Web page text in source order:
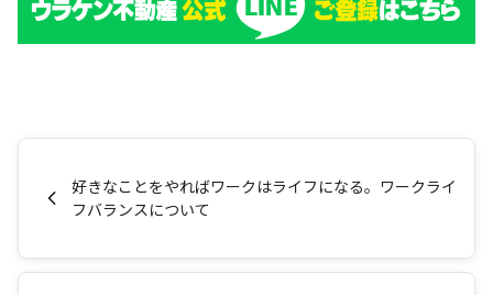
好きなことをやればワークはライフになる。ワークライ
フバランスについて